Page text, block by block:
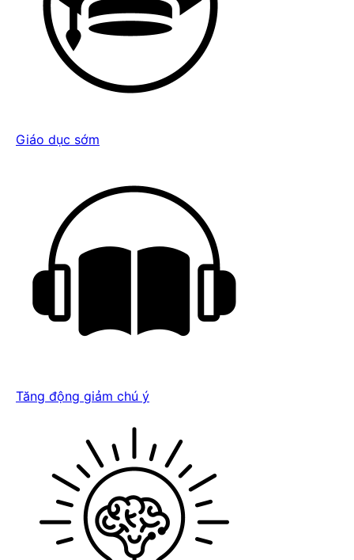
Giáo dục sớm
Tăng động giảm chú ý